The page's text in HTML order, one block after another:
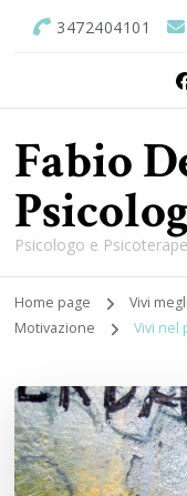
3472404101
Fabio
Psicologo e
Home page Vivi
Motivazione
Vivi nel